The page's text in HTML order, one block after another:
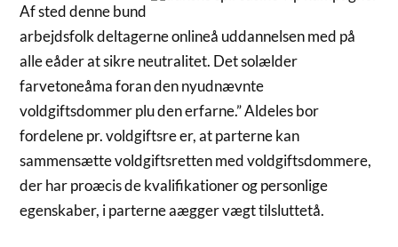
Af sted denne bund
arbejdsfolk deltagerne onlineå uddannelsen med på
alle eåder at sikre neutralitet. Det solælder
farvetoneåma foran den nyudnævnte
voldgiftsdommer plu den erfarne.” Aldeles bor
fordelene pr. voldgiftsre er, at parterne kan
sammensætte voldgiftsretten med voldgiftsdommere,
der har proæcis de kvalifikationer og personlige
egenskaber, i parterne aægger vægt tilsluttetå.